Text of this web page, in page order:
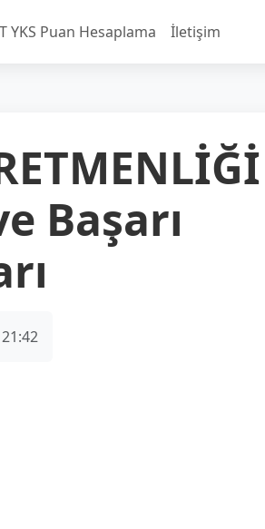
YKS Puan Hesaplama İletişim
Başarı